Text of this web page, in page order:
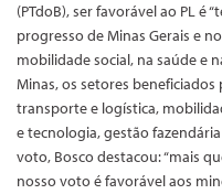
(PTdoB), ser favorável ao PL
progresso de Minas Gerais e
mobilidade social, na saúde e
Minas, os setores
transporte e logística,
e tecnologia, gestão
voto, Bosco destacou: “mais
nosso voto é favorável aos